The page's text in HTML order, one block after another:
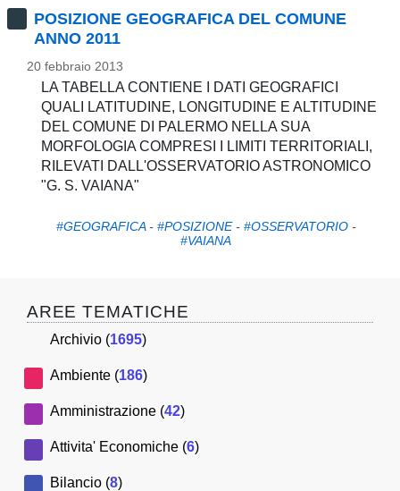
POSIZIONE GEOGRAFICA DEL COMUNE
ANNO 2011
20 febbraio 2013
LA TABELLA CONTIENE I DATI GEOGRAFICI
QUALI LATITUDINE, LONGITUDINE E ALTITUDINE
DEL COMUNE DI PALERMO NELLA SUA
MORFOLOGIA COMPRESI I LIMITI TERRITORIALI,
RILEVATI DALL'OSSERVATORIO ASTRONOMICO
"G. S. VAIANA"
#GEOGRAFICA- #POSIZIONE- #OSSERVATORIO-
#VAIANA
AREE TEMATICHE
Archivio (1695)
Ambiente (186)
Amministrazione (42)
Attivita' Economiche (6)
Bilancio (8)